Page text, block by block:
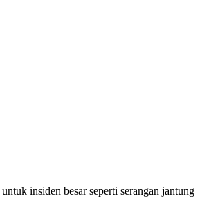
insiden besar seperti serangan jantung